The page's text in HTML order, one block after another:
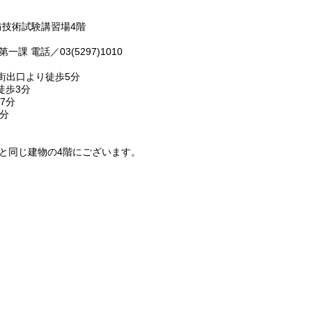
術試験講習場4階
一課 電話／03(5297)1010
出口より徒歩5分
歩3分
分
じ建物の4階にございます。